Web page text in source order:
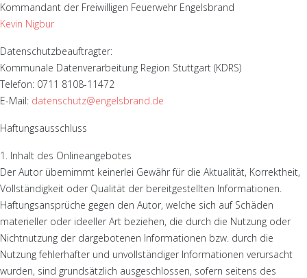
Kommandant der Freiwilligen Feuerwehr Engelsbrand
Kevin Nigbur
Datenschutzbeauftragter:
Kommunale Datenverarbeitung Region Stuttgart (KDRS)
Telefon: 0711 8108-11472
E-Mail: datenschutz@engelsbrand.de
Haftungsausschluss
1. Inhalt des Onlineangebotes
Der Autor übernimmt keinerlei Gewähr für die Aktualität, Korrektheit,
Vollständigkeit oder Qualität der bereitgestellten Informationen.
Haftungsansprüche gegen den Autor, welche sich auf Schäden
materieller oder ideeller Art beziehen, die durch die Nutzung oder
Nichtnutzung der dargebotenen Informationen bzw. durch die
Nutzung fehlerhafter und unvollständiger Informationen verursacht
wurden, sind grundsätzlich ausgeschlossen, sofern seitens des